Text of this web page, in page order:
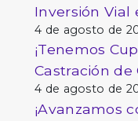
Inversión Vial
4 de agosto de
¡Tenemos
Castración de
4 de agosto de
¡Avanzamos